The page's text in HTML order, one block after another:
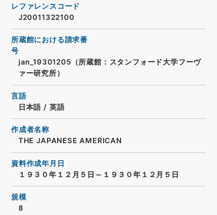
レファレンスコード
J20011322100
所蔵館における請求番
号
jan_19301205（所蔵館：スタンフォード大学フーヴ
ァー研究所）
言語
日本語 / 英語
作成者名称
THE JAPANESE AMERICAN
資料作成年月日
１９３０年１２月５日～１９３０年１２月５日
規模
8